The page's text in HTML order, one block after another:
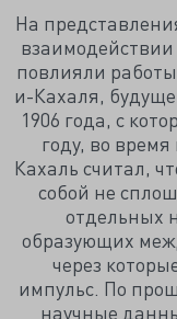
На
повлияли
и-Кахаля,
1906 года, с
году, во
Кахаль считал,
собой не
отдельных
образующих
через
импульс. По
научные